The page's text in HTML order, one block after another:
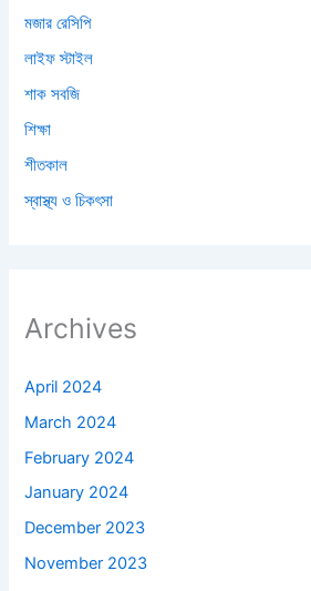
মজার রেসিপি
লাইফ স্টাইল
শাক সবজি
শিক্ষা
শীতকাল
স্বাস্থ্য ও চিকৎসা
Archives
April 2024
March 2024
February 2024
January 2024
December 2023
November 2023